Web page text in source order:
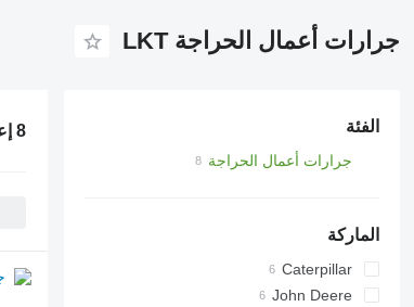
جرارات أعمال الحراجة LKT
الفئة
جرارات أعمال الحراجة
الماركة
Caterpillar
John Deere
8 إعلانات: